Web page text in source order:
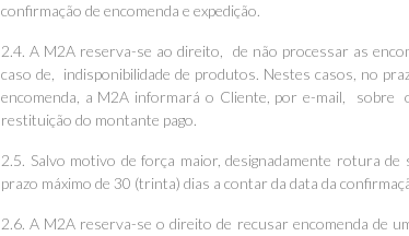
confirmação de encomenda e expedição.
2.4. A M2A reserva-se ao direito, de não processar as
caso de, indisponibilidade de produtos. Nestes casos, no
encomenda, a M2A informará o Cliente, por e-mail, sobre
restituição do montante pago.
2.5. Salvo motivo de força maior, designadamente rotura
prazo máximo de 30 (trinta) dias a contar da data da
2.6. A M2A reserva-se o direito de recusar encomenda de